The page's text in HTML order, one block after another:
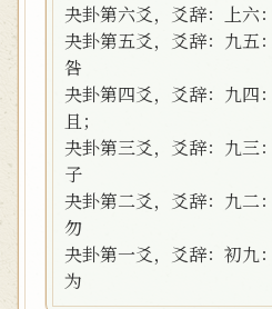
夬卦第六爻，爻辞：上六
夬卦第五爻，爻辞：九五
咎
夬卦第四爻，爻辞：九四
且；
夬卦第三爻，爻辞：九三
子
夬卦第二爻，爻辞：九二
勿
夬卦第一爻，爻辞：初九
为